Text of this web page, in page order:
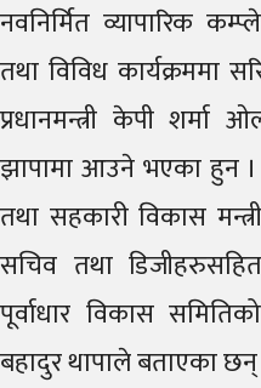
नवनिर्मित व्यापारिक
तथा विविध कार्यक्रममा
प्रधानमन्त्री केपी शर्मा
झापामा आउने भएका हुन ।
तथा सहकारी विकास
सचिव तथा
पूर्वाधार विकास
बहादुर थापाले बताएका छन्